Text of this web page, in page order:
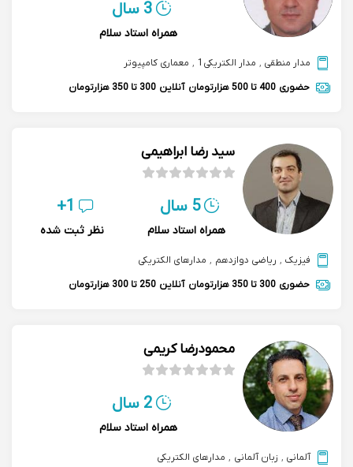
3 سال
همراه استاد سلام
مدار منطقی , مدار الکتریکی1 , معماری کامپیوتر
حضوری 400 تا 500 هزارتومان آنلاین 300 تا 350 هزارتومان
سید رضا ابراهیمی
5 سال
همراه استاد سلام
1+
نظر ثبت شده
فیزیک , ریاضی دوازدهم , مدارهای الکتریکی
حضوری 300 تا 350 هزارتومان آنلاین 250 تا 300 هزارتومان
محمودرضا کریمی
2 سال
همراه استاد سلام
آلمانی , زبان آلمانی , مدارهای الکتریکی